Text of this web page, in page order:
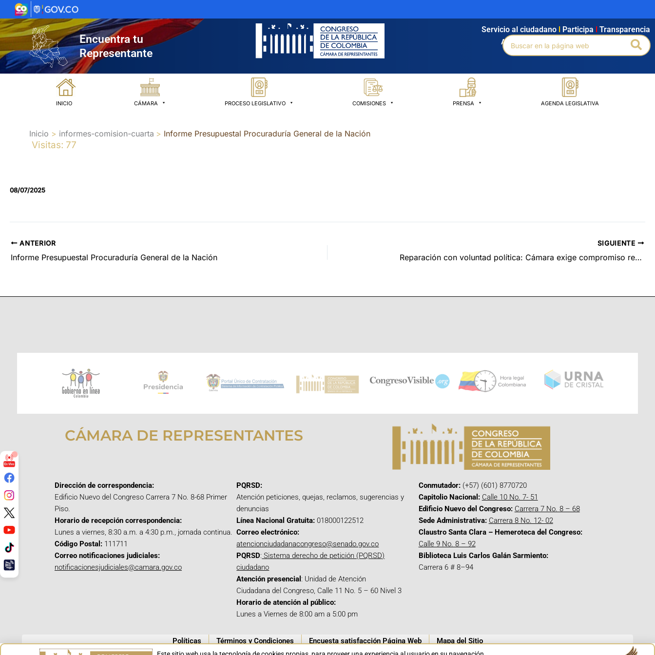
al
contenido
Encuentra tu
Representante
Agendamiento Intranet Búsqueda avanzada
Servicio al ciudadano Participa Transparencia
Buscar
por:
INICIO CÁMARA PROCESO LEGISLATIVO COMISIONES PRENSA AGENDA LEGISLATIVA
Inicio informes-comision-cuarta Informe Presupuestal Procuraduría General de la Nación
Visitas: 77
08/07/2025
ANTERIOR
Informe Presupuestal Procuraduría General de la Nación
SIGUIENTE
Reparación con voluntad política: Cámara exige compromiso real con las víctimas del conflicto
CÁMARA DE REPRESENTANTES
Dirección de correspondencia:
Edificio Nuevo del Congreso Carrera 7 No. 8-68 Primer
Piso.
Horario de recepción correspondencia:
Lunes a viernes, 8:30 a.m. a 4:30 p.m., jornada continua.
Código Postal: 111711
Correo notificaciones judiciales:
notificacionesjudiciales@camara.gov.co
PQRSD:
Atención peticiones, quejas, reclamos, sugerencias y
denuncias
Línea Nacional Gratuita: 018000122512
Correo electrónico:
atencionciudadanacongreso@senado.gov.co
PQRSD: Sistema derecho de petición (PQRSD)
ciudadano
Atención presencial : Unidad de Atención
Ciudadana del Congreso, Calle 11 No. 5 – 60 Nivel 3
Horario de atención al público:
Lunes a Viernes de 8:00 am a 5:00 pm
Conmutador:(+57) (601) 8770720
Capitolio Nacional: Calle 10 No. 7- 51
Edificio Nuevo del Congreso: Carrera 7 No. 8 – 68
Sede Administrativa: Carrera 8 No. 12- 02
Claustro Santa Clara – Hemeroteca del Congreso:
Calle 9 No. 8 – 92
Biblioteca Luis Carlos Galán Sarmiento:
Carrera 6 # 8–94
Políticas Términos y Condiciones Encuesta satisfacción Página Web Mapa del Sitio